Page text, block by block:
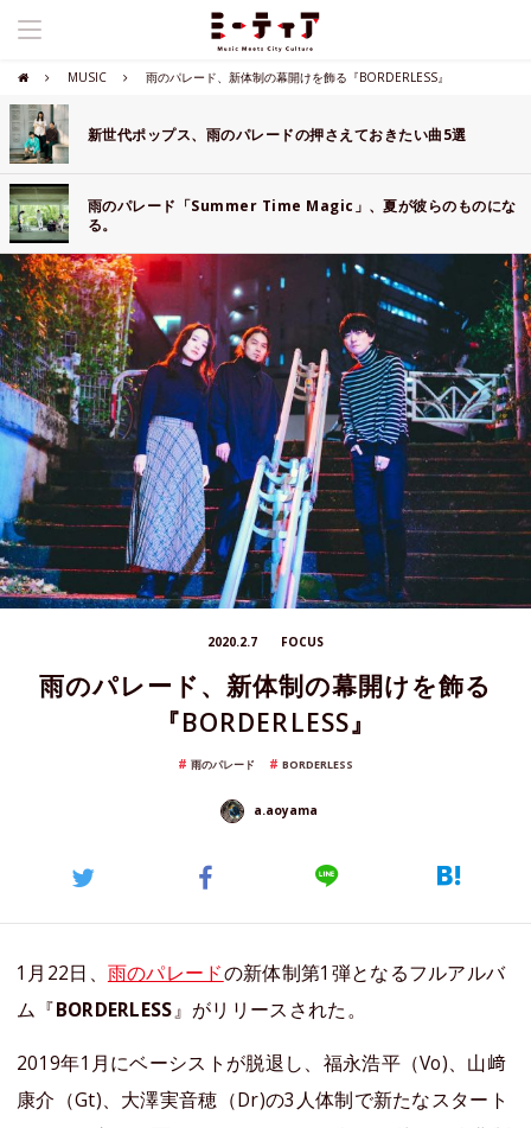
MUSIC 雨のパレード、新体制の幕開けを飾る『BORDERLESS』
新世代ポップス、雨のパレードの押さえておきたい曲5選
雨のパレード「Summer Time Magic」、夏が彼らのものにな
る。
2020.2.7 FOCUS
雨のパレード、新体制の幕開けを飾る
『BORDERLESS』
雨のパレード BORDERLESS
a.aoyama
1月22日、 雨のパレードの新体制第1弾となるフルアルバ
ム『BORDERLESS』がリリースされた。
2019年1月にベーシストが脱退し、福永浩平（Vo)、山﨑
康介（Gt)、大澤実音穂（Dr)の3人体制で新たなスタート